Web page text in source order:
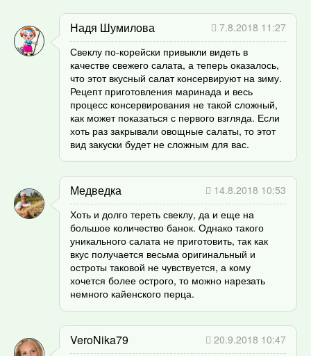
Надя Шумилова
7.8.2018 11:27
Свеклу по-корейски привыкли видеть в
качестве свежего салата, а теперь оказалось,
что этот вкусный салат консервируют на зиму.
Рецепт приготовления маринада и весь
процесс консервирования не такой сложный,
как может показаться с первого взгляда. Если
хоть раз закрывали овощные салаты, то этот
вид закуски будет не сложным для вас.
Медведка
14.8.2018 10:53
Хоть и долго тереть свеклу, да и еще на
большое количество банок. Однако такого
уникального салата не приготовить, так как
вкус получается весьма оригинальный и
остроты таковой не чувствуется, а кому
хочется более острого, то можно нарезать
немного кайенского перца.
VeroNika79
20.9.2018 10:47